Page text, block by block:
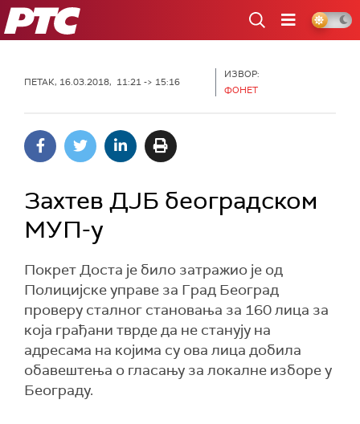
РТС
ПЕТАК, 16.03.2018, 11:21 -> 15:16
ИЗВОР:
ФОНЕТ
Захтев ДЈБ београдском
МУП-у
Покрет Доста је било затражио је од
Полицијске управе за Град Београд
проверу сталног становања за 160 лица за
која грађани тврде да не станују на
адресама на којима су ова лица добила
обавештења о гласању за локалне изборе у
Београду.